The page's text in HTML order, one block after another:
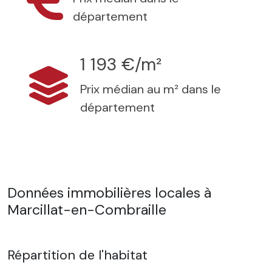
département
1 193 €/m²
Prix médian au m² dans le
département
Données immobilières locales à
Marcillat-en-Combraille
Répartition de l'habitat